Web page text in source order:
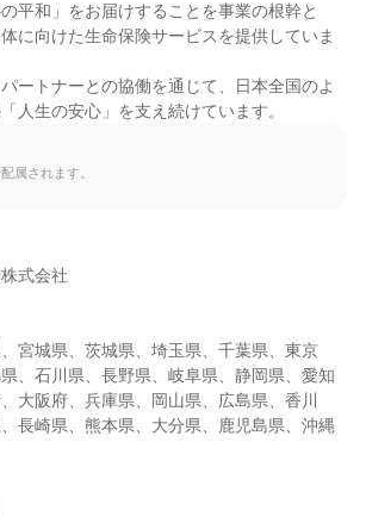
の平和」をお届けすることを事業の根幹と
に向けた生命保険サービスを提供していま
ートナーとの協働を通じて、日本全国のよ
人生の安心」を支え続けています。
属されます。
式会社
宮城県、茨城県、埼玉県、千葉県、東京
、石川県、長野県、岐阜県、静岡県、愛知
大阪府、兵庫県、岡山県、広島県、香川
長崎県、熊本県、大分県、鹿児島県、沖縄